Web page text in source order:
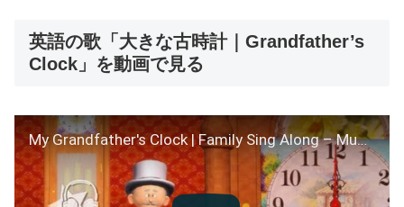
英語の歌「大きな古時計｜Grandfather’s
Clock」を動画で見る
My Grandfather's Clock | Family Sing Along – Muffin Songs